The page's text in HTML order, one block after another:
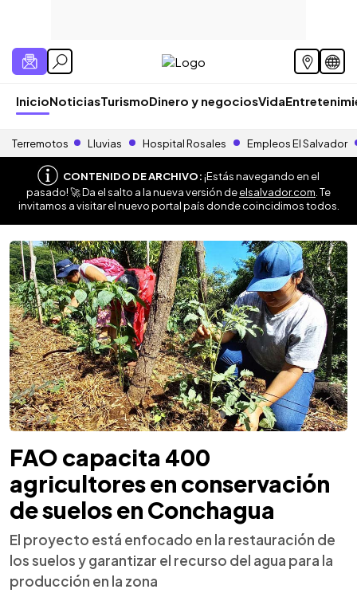
InicioNoticiasTurismoDinero y negociosVida
Terremotos Lluvias Hospital Rosales Empleos El Salvador
CONTENIDO DE ARCHIVO:¡Estás navegando en el
pasado! 🚀 Da el salto a la nueva versión deelsalvador.com . Te
invitamos a visitar el nuevo portal país donde coincidimos todos.
FAO capacita 400
agricultores en conservación
de suelos en Conchagua
El proyecto está enfocado en la restauración de
los suelos y garantizar el recurso del agua para la
producción en la zona